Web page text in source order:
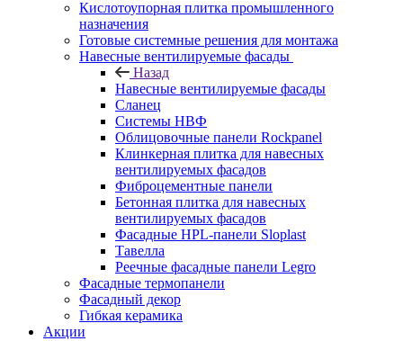
Кислотоупорная плитка промышленного
назначения
Готовые системные решения для монтажа
Навесные вентилируемые фасады
Назад
Навесные вентилируемые фасады
Сланец
Системы НВФ
Облицовочные панели Rockpanel
Клинкерная плитка для навесных
вентилируемых фасадов
Фиброцементные панели
Бетонная плитка для навесных
вентилируемых фасадов
Фасадные HPL-панели Sloplast
Тавелла
Реечные фасадные панели Legro
Фасадные термопанели
Фасадный декор
Гибкая керамика
Акции